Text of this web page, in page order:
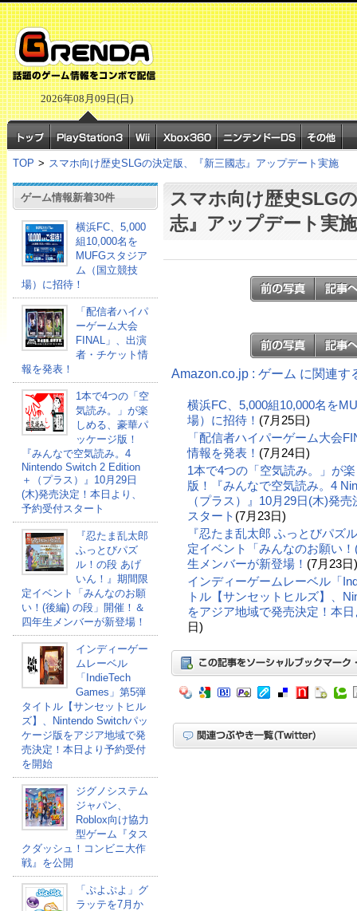
2026年08月09日(日)
TOP > スマホ向け歴史SLGの決定版、『新三國志』アップデート実施
ゲーム情報新着30件
横浜FC、5,000
組10,000名を
MUFGスタジア
ム（国立競技
場）に招待！
「配信者ハイパ
ーゲーム大会
FINAL」、出演
者・チケット情
報を発表！
1本で4つの「空
気読み。」が楽
しめる、豪華パ
ッケージ版！
『みんなで空気読み。4
Nintendo Switch 2 Edition
＋（プラス）』10月29日
(木)発売決定！本日より、
予約受付スタート
『忍たま乱太郎
ふっとびパズ
ル！の段 あげ
いん！』期間限
定イベント「みんなのお願
い！(後編) の段」開催！＆
四年生メンバーが新登場！
インディーゲー
ムレーベル
「IndieTech
Games」第5弾
タイトル【サンセットヒル
ズ】、Nintendo Switchパッ
ケージ版をアジア地域で発
売決定！本日より予約受付
を開始
ジグノシステム
ジャパン、
Roblox向け協力
型ゲーム『タス
クダッシュ！コンビニ大作
戦』を公開
「ぷよぷよ」グ
ラッテを7月か
スマホ向け歴史SLG
志』アップデート実施
Amazon.co.jp : ゲーム に関連す
横浜FC、5,000組10,000名を
場）に招待！ (7月25日)
「配信者ハイパーゲーム大会
情報を発表！ (7月24日)
1本で4つの「空気読み。」が
版！『みんなで空気読み。4
（プラス）』10月29日(木)発
スタート (7月23日)
『忍たま乱太郎 ふっとびパズ
定イベント「みんなのお願い
生メンバーが新登場！ (7月23日)
インディーゲームレーベル「
トル【サンセットヒルズ】、
をアジア地域で発売決定！本
日)